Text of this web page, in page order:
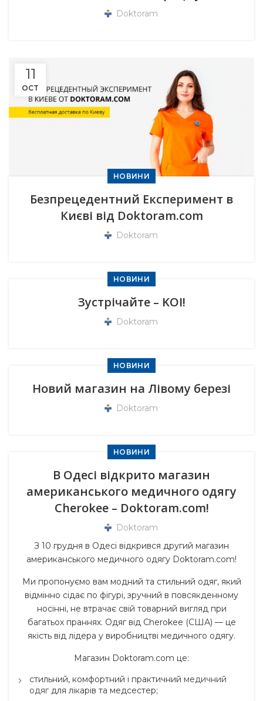
Doktoram
11
OCT
НОВИНИ
Безпрецедентний Експеримент в
Києві від Doktoram.com
Doktoram
НОВИНИ
Зустрічайте – KOI!
Doktoram
НОВИНИ
Новий магазин на Лівому березі
Doktoram
НОВИНИ
В Одесі відкрито магазин
американського медичного одягу
Cherokee – Doktoram.com!
Doktoram
З 10 грудня в Одесі відкрився другий магазин
американського медичного одягу Doktoram.com!
Ми пропонуємо вам модний та стильний одяг, який
відмінно сідає по фігурі, зручний в повсякденному
носінні, не втрачає свій товарний вигляд при
багатьох праннях. Одяг від Cherokee (США) — це
якість від лідера у виробництві медичного одягу.
Магазин Doktoram.com це:
стильний, комфортний і практичний медичний
одягдля лікарів та медсестер;